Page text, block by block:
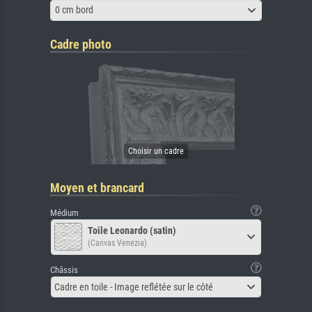
0 cm bord
Cadre photo
Moyen et brancard
Médium
Toile Leonardo (satin)
(Canvas Venezia)
Châssis
Cadre en toile - Image reflétée sur le côté